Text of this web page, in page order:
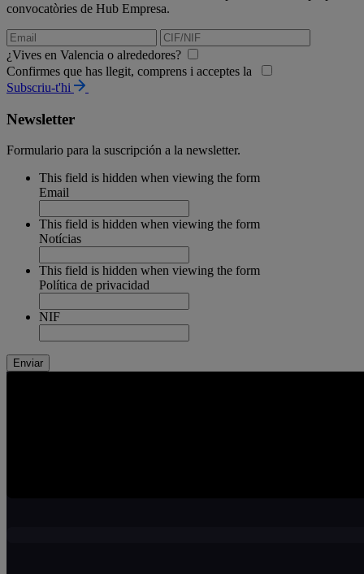
convocatòries de Hub Empresa.
¿Vives en Valencia o alrededores?
Confirmes que has llegit, comprens i acceptes la
Subscriu-t'hi
Newsletter
Formulario para la suscripción a la newsletter.
This field is hidden when viewing the form
Email
This field is hidden when viewing the form
Notícias
This field is hidden when viewing the form
Política de privacidad
NIF